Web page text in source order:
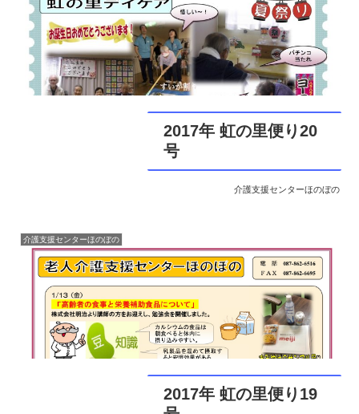
2017年 虹の里便り20
号
介護支援センターほのぼの
介護支援センターほのぼの
2017年 虹の里便り19